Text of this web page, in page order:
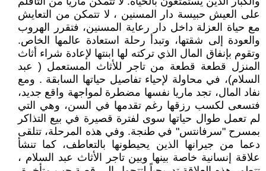
على العيش حبيسة دار المسنين ، لا تتمكن من التعايش
مع حياة العزلة داخل دار رعاية المسنين، فتقرر الهروب
والعودة إلى شقتها، وتبدأ رحلة استعادة عالمها الخاص.
وتقوم بإنفاق المال الذي تركته لها ابنتها لإعادة شراء أثاث
المنزل قطعة قطعة من تاجر للأثاث المستعمل ( عبد
السلام)، في محاولة لإحياء تفاصيل حياتها السابقة . ومع
نفاد المال، تجد ماريا نفسها مضطرة لمواجهة واقع جديد،
فتسعى لكسب رزقها رغم تقدمها في السن، وهي التي
لم تعمل طوال حياتها سوى لفترة قصيرة في بيع التذاكر
بمسرح "سرفانتس" في طنجة. وفي هذه المرحلة، تتلقى
دعما من جيرانها الذين يحيطونها بالتعاطف، كما تنشأ
علاقة إنسانية خاصة بينها وبين تاجر الأثاث عبد السلام ،